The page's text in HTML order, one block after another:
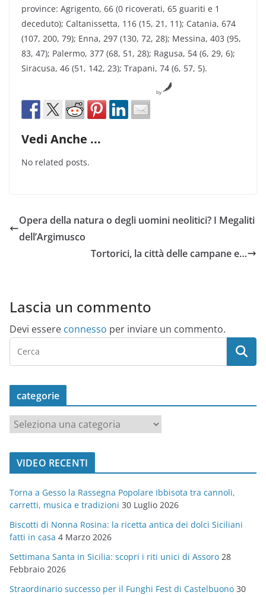
province: Agrigento, 66 (0 ricoverati, 65 guariti e 1
deceduto); Caltanissetta, 116 (15, 21, 11); Catania, 674
(107, 200, 79); Enna, 297 (130, 72, 28); Messina, 403 (95,
83, 47); Palermo, 377 (68, 51, 28); Ragusa, 54 (6, 29, 6);
Siracusa, 46 (51, 142, 23); Trapani, 74 (6, 57, 5).
by
Vedi Anche ...
No related posts.
Opera della natura o degli uomini neolitici? I Megaliti
dell’Argimusco
Tortorici, la città delle campane e…
Lascia un commento
Devi essere connesso per inviare un commento.
categorie
a
t
o
r
i
e
VIDEO RECENTI
Torna a Gesso la Rassegna Popolare Ibbisota tra cannoli,
carretti, musica e tradizioni 30 Luglio 2026
Biscotti di Nonna Rosina: la ricetta antica dei dolci Siciliani
fatti in casa 4 Marzo 2026
Settimana Santa in Sicilia: scopri i riti unici di Assoro 28
Febbraio 2026
Straordinario successo per il Funghi Fest di Castelbuono 30